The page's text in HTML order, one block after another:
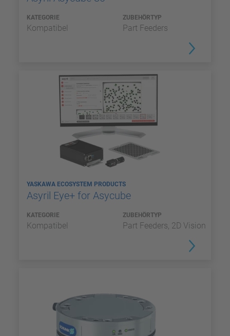
KATEGORIE
Kompatibel
ZUBEHÖRTYP
Part Feeders
YASKAWA ECOSYSTEM PRODUCTS
Asyril Eye+ for Asycube
KATEGORIE
Kompatibel
ZUBEHÖRTYP
Part Feeders, 2D Vision